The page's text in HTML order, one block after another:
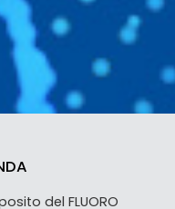
del FLUORO